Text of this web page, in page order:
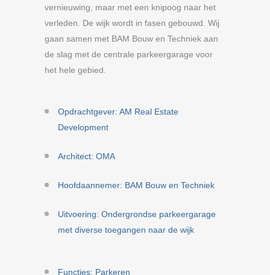
vernieuwing, maar met een knipoog naar het
verleden. De wijk wordt in fasen gebouwd. Wij
gaan samen met BAM Bouw en Techniek aan
de slag met de centrale parkeergarage voor
het hele gebied.
Opdrachtgever: AM Real Estate
Development
Architect: OMA
Hoofdaannemer: BAM Bouw en Techniek
Uitvoering: Ondergrondse parkeergarage
met diverse toegangen naar de wijk
Functies: Parkeren